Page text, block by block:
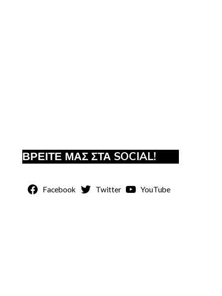
ΒΡΕΙΤΕ ΜΑΣ ΣΤΑ SOCIAL!
Facebook Twitter YouTube